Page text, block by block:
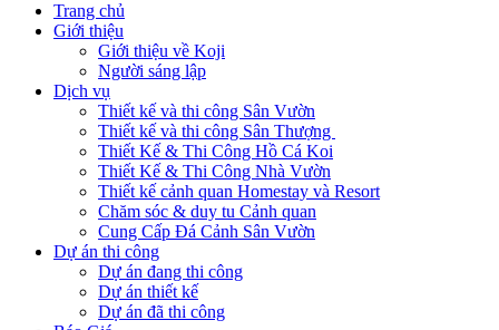
Trang chủ
Giới thiệu
Giới thiệu về Koji
Người sáng lập
Dịch vụ
Thiết kế và thi công Sân Vườn
Thiết kế và thi công Sân Thượng
Thiết Kế & Thi Công Hồ Cá Koi
Thiết Kế & Thi Công Nhà Vườn
Thiết kế cảnh quan Homestay và Resort
Chăm sóc & duy tu Cảnh quan
Cung Cấp Đá Cảnh Sân Vườn
Dự án thi công
Dự án đang thi công
Dự án thiết kế
Dự án đã thi công